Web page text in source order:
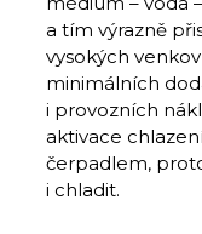
a tím výrazně
vysokých
minimálních
i provozních
aktivace
čerpadlem,
i chladit.